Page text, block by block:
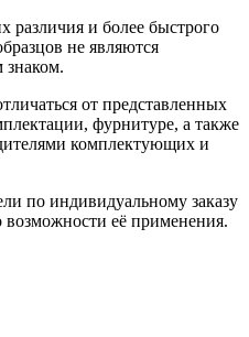
различия и более быстрого
не являются
знаком.
от представленных
фурнитуре, а также
комплектующих и
по индивидуальному заказу
возможности её применения.